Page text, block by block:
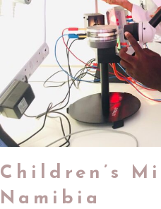
Children’s
Namibia